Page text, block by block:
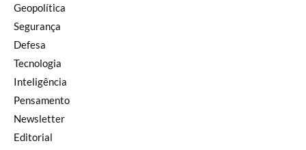
Geopolítica
Segurança
Defesa
Tecnologia
Inteligência
Pensamento
Newsletter
Editorial